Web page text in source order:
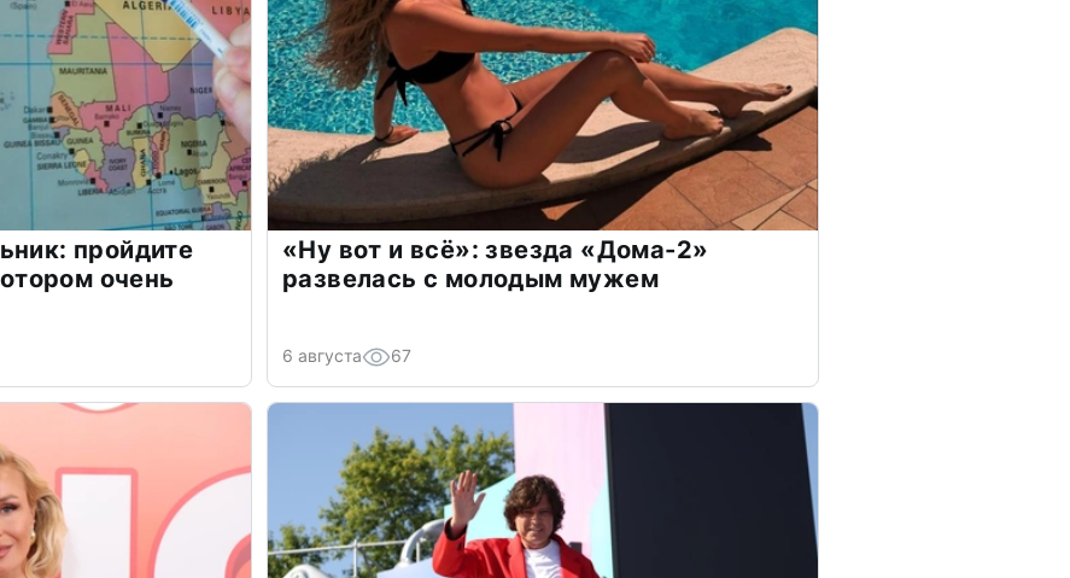
пройдите
очень
«Ну вот и всё»: звезда «Дома-2»
развелась с молодым мужем
6 августа 67